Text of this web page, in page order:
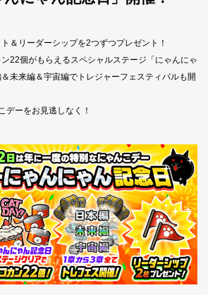
＆リーダーシップを2つずつプレゼント！
22個がもらえるスペシャルステージ「にゃんにゃ
未来編＆宇宙編でトレジャーフェスティバルも開
デーをお見逃しなく！